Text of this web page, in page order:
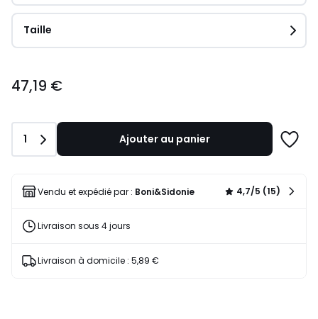
Taille
€.
47,19 €
Quantité
1 Ajouter au panier
liste
Vendu et expédié par : Boni&Sidonie 4,7/5 (15)
Livraison sous 4 jours
Livraison à domicile : 5,89 €